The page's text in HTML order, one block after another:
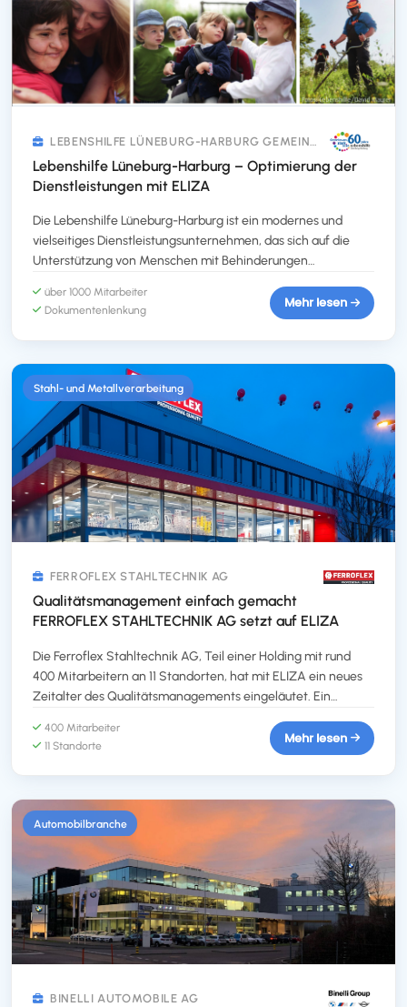
LEBENSHILFE LÜNEBURG-HARBURG GEMEINNÜTZIGE GMBH
Lebenshilfe Lüneburg-Harburg – Optimierung der
Dienstleistungen mit ELIZA
Die Lebenshilfe Lüneburg-Harburg ist ein modernes und
vielseitiges Dienstleistungsunternehmen, das sich auf die
Unterstützung von Menschen mit Behinderungen
Frühförderung über Kindergärten und Krippen bis hin zu
Wohn- und Freizeitangeboten sowie beruflicher Bildung wird
eine umfassende Betreuung für Klienten aller Altersgruppen
gewährleistet. Um die Qualität der Dienstleistungen zu
sichern und interne Prozesse zu optimieren, entschied sich
die Lebenshilfe für die Einführung der cloudbasierten
Qualitätsmanagement-Lösung ELIZA.
über 1000 Mitarbeiter
Dokumentenlenkung
Mehr lesen
Stahl- und Metallverarbeitung
FERROFLEX STAHLTECHNIK AG
Qualitätsmanagement einfach gemacht
FERROFLEX STAHLTECHNIK AG setzt auf ELIZA
Die Ferroflex Stahltechnik AG, Teil einer Holding mit rund
400 Mitarbeitern an 11 Standorten, hat mit ELIZA ein neues
Zeitalter des Qualitätsmanagements eingeläutet. Ein
EN 1090 erfüllt, sondern auch die Mitarbeiter begeistert und
400 Mitarbeiter
11 Standorte
Mehr lesen
Automobilbranche
BINELLI AUTOMOBILE AG